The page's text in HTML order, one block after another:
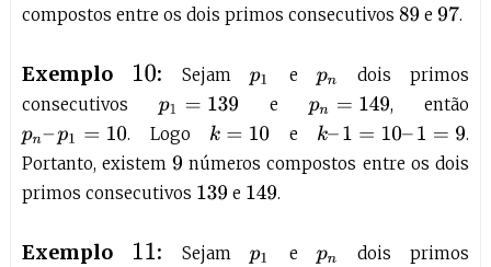
compostos entre os dois primos consecutivos 89 e97.
Exemplo 10: Sejam p1 e pn
dois primos
consecutivos p1 =139 e pn =149
, então
pn–p1= 10 . Logo k=10 e k–1 = 10– 1=9
.
Portanto, existem9 números compostos entre os dois
primos consecutivos 139 e 149 .
Exemplo 11 : Sejam p1 e pn
dois primos